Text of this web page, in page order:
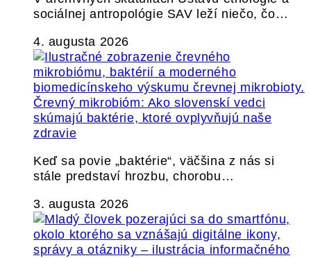
sociálnej antropológie SAV leží niečo, čo…
4. augusta 2026
Črevný mikrobióm: Ako slovenskí vedci
skúmajú baktérie, ktoré ovplyvňujú naše
zdravie
Keď sa povie „baktérie“, väčšina z nás si
stále predstaví hrozbu, chorobu…
3. augusta 2026